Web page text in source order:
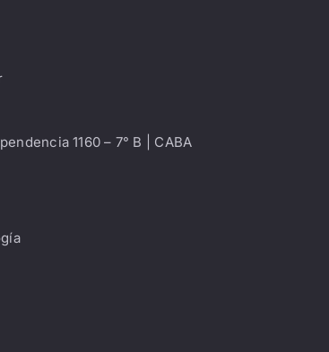
1160 – 7° B | CABA